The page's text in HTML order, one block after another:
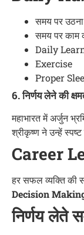
समय पर उठना
समय पर काम
Daily
Exercise
Proper
6. निर्णय लेने की
महाभारत में अर्जुन
श्रीकृष्ण ने उन्हें स्पष्ट
Career
हर सफल व्यक्ति की
Decision
निर्णय लेते